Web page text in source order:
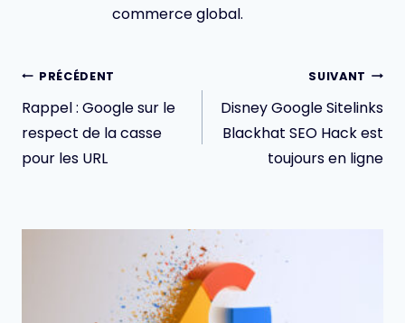
commerce global.
Navigation
de
l’article
PRÉCÉDENT
Rappel : Google sur le
respect de la casse
pour les URL
SUIVANT
Disney Google Sitelinks
Blackhat SEO Hack est
toujours en ligne